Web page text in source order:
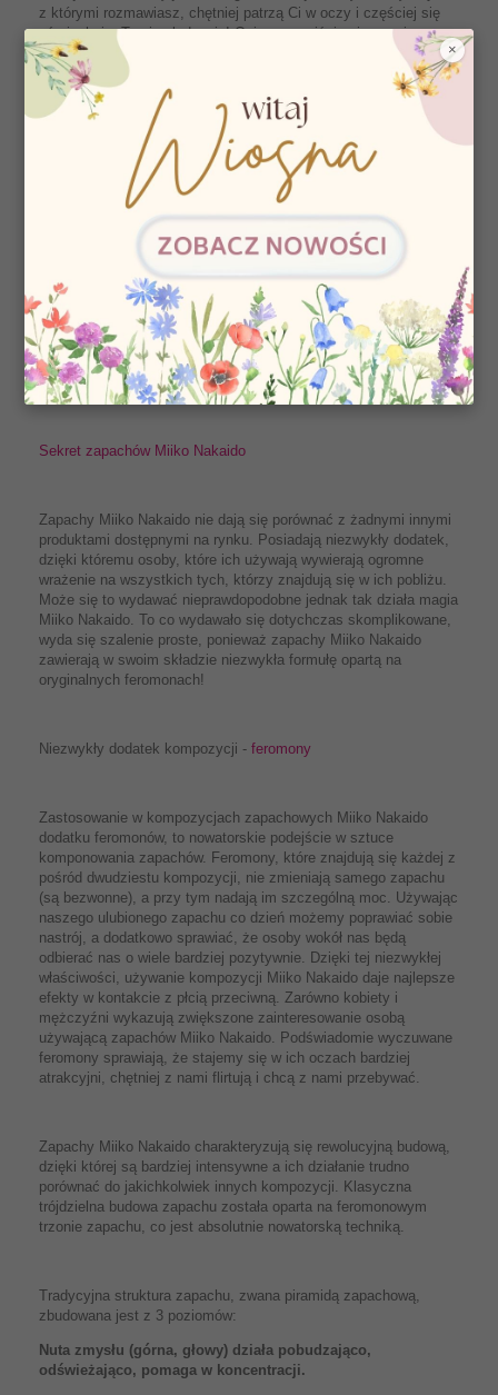
z którymi rozmawiasz, chętniej patrzą Ci w oczy i częściej się
uśmiechają. To nie złudzenie! Oni rzeczywiście cieszą się
Twoim towarzystwem! Wszystko to dlatego, że zapachy Miiko
Nakaido zostały wzbogacone o niezwykły składnik... Feromony...
Doskonale wiemy, że każda chwila jest niepowtarzalna, a te
najpiękniejsze zawsze trwają za krótko. Aby zatrzymać je na
dłużej, zostały stworzone unikalne kompozycje zapachowe,
które pozwolą Wam zawsze czuć się tak jak lubicie. Będziecie
mogli dobrać zapach do swojego nastroju, a także kształtować
nastrój za pomocą zapachów.
Każde perfumy z kolekcji UniQUE Miiko Nakaido są tak
charakterystyczne, że wśród nich odnajdziecie również ten
jedyny: Twój zapach przewodni. Ten, który będzie najlepiej Cię
określał, do którego zawsze będziesz wracać. Czy już wiesz,
który zapach stanie się twoją wizytówką? Kompozycje zostały
wzbogacone o dodatek prawdziwych feromonów, aby Twój
nastrój udzielał się otoczeniu, oraz po toby wzmocnić przekaz
zapachu.
Sekret zapachów Miiko Nakaido
Zapachy Miiko Nakaido nie dają się porównać z żadnymi innymi
produktami dostępnymi na rynku. Posiadają niezwykły dodatek,
dzięki któremu osoby, które ich używają wywierają ogromne
wrażenie na wszystkich tych, którzy znajdują się w ich pobliżu.
Może się to wydawać nieprawdopodobne jednak tak działa magia
Miiko Nakaido. To co wydawało się dotychczas skomplikowane,
wyda się szalenie proste, ponieważ zapachy Miiko Nakaido
zawierają w swoim składzie niezwykła formułę opartą na
oryginalnych feromonach!
Niezwykły dodatek kompozycji - feromony
Zastosowanie w kompozycjach zapachowych Miiko Nakaido
dodatku feromonów, to nowatorskie podejście w sztuce
komponowania zapachów. Feromony, które znajdują się każdej z
pośród dwudziestu kompozycji, nie zmieniają samego zapachu
(są bezwonne), a przy tym nadają im szczególną moc. Używając
naszego ulubionego zapachu co dzień możemy poprawiać sobie
nastrój, a dodatkowo sprawiać, że osoby wokół nas będą
odbierać nas o wiele bardziej pozytywnie. Dzięki tej niezwykłej
właściwości, używanie kompozycji Miiko Nakaido daje najlepsze
efekty w kontakcie z płcią przeciwną. Zarówno kobiety i
mężczyźni wykazują zwiększone zainteresowanie osobą
używającą zapachów Miiko Nakaido. Podświadomie wyczuwane
feromony sprawiają, że stajemy się w ich oczach bardziej
atrakcyjni, chętniej z nami flirtują i chcą z nami przebywać.
Zapachy Miiko Nakaido charakteryzują się rewolucyjną budową,
dzięki której są bardziej intensywne a ich działanie trudno
porównać do jakichkolwiek innych kompozycji. Klasyczna
trójdzielna budowa zapachu została oparta na feromonowym
trzonie zapachu, co jest absolutnie nowatorską techniką.
Tradycyjna struktura zapachu, zwana piramidą zapachową,
zbudowana jest z 3 poziomów:
Nuta zmysłu (górna, głowy) działa pobudzająco,
odświeżająco, pomaga w koncentracji.
×